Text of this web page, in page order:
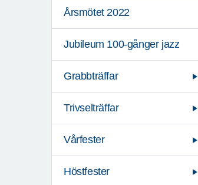
Årsmötet 2022
Jubileum 100-gånger jazz
Grabbträffar
Trivselträffar
Vårfester
Höstfester